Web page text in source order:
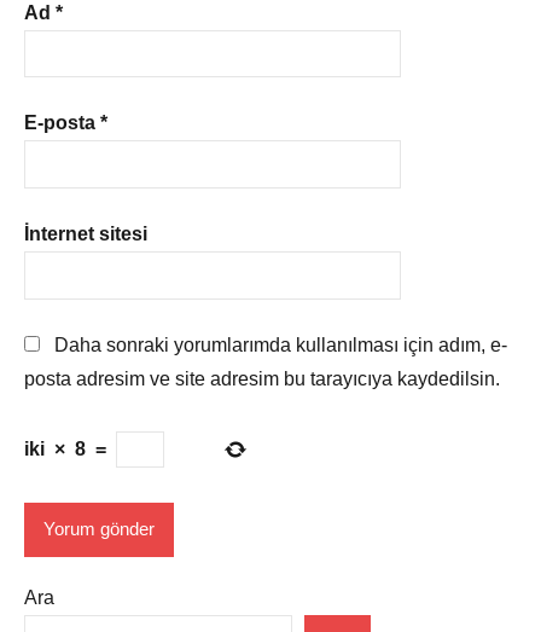
Ad *
E-posta *
İnternet sitesi
Daha sonraki yorumlarımda kullanılması için adım, e-
posta adresim ve site adresim bu tarayıcıya kaydedilsin.
iki × 8 =
Ara